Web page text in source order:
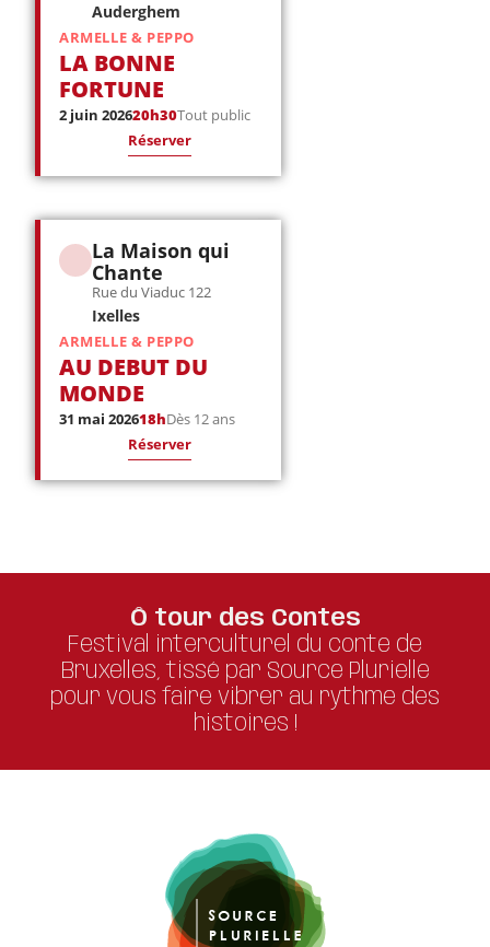
Auderghem
ARMELLE & PEPPO
LA BONNE
FORTUNE
2 juin 202620h30Tout public
Réserver
La Maison qui
Chante
Rue du Viaduc 122
Ixelles
ARMELLE & PEPPO
AU DEBUT DU
MONDE
31 mai 202618hDès 12 ans
Réserver
Ô tour des Contes
Festival interculturel du conte de
Bruxelles, tissé par Source Plurielle
pour vous faire vibrer au rythme des
histoires !